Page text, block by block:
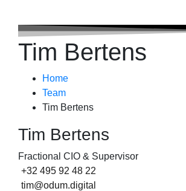
Tim Bertens
Home
Team
Tim Bertens
Tim Bertens
Fractional CIO & Supervisor
+32 495 92 48 22
tim@odum.digital